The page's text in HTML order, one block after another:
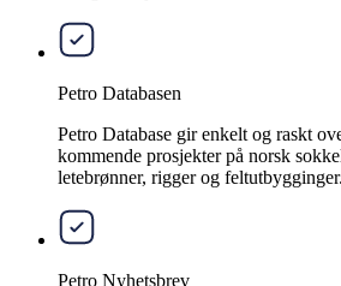
Petro Databasen
Petro Database gir enkelt og raskt
kommende prosjekter på norsk
letebrønner, rigger og feltutbygginger.
Petro Nyhetsbrev